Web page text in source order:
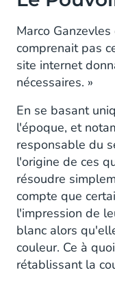
Marco
comprenait pas
site internet
nécessaires. »
En se basant
l'époque, et
responsable du
l'origine de ces
résoudre
compte que
l'impression de
blanc alors
couleur. Ce à
rétablissant la